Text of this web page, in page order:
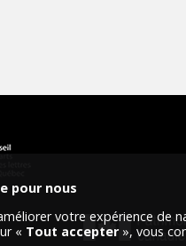
pour nous
votre expérience de
« Tout accepter», vous